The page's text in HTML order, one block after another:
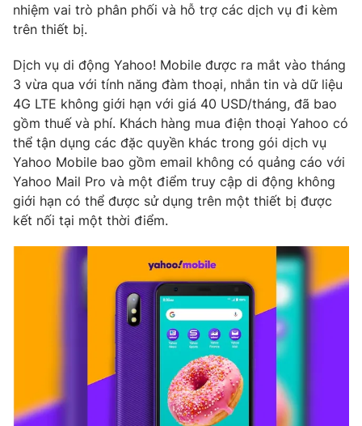
VTV Sức khoẻ Bất động sản
Thị trường 24h Tấm lòng Việt
VTV4 Vươn mình bằng AI
VTV9 VTV8
Liên hệ tòa soạn English
Cơ quan chủ quản: Đài Truyền hình Việt Nam
nhiệm vai trò phân phối và hỗ trợ các dịch vụ đi kèm
trên thiết bị.
Dịch vụ di động Yahoo! Mobile được ra mắt vào tháng
3 vừa qua với tính năng đàm thoại, nhắn tin và dữ liệu
4G LTE không giới hạn với giá 40 USD/tháng, đã bao
gồm thuế và phí. Khách hàng mua điện thoại Yahoo có
thể tận dụng các đặc quyền khác trong gói dịch vụ
Yahoo Mobile bao gồm email không có quảng cáo với
Yahoo Mail Pro và một điểm truy cập di động không
giới hạn có thể được sử dụng trên một thiết bị được
kết nối tại một thời điểm.